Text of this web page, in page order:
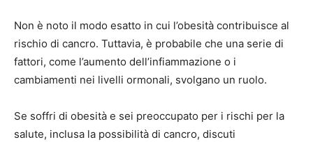
Non è noto il modo esatto in cui l’obesità contribuisce al
rischio di cancro. Tuttavia, è probabile che una serie di
fattori, come l’aumento dell’infiammazione o i
cambiamenti nei livelli ormonali, svolgano un ruolo.
Se soffri di obesità e sei preoccupato per i rischi per la
salute, inclusa la possibilità di cancro, discuti